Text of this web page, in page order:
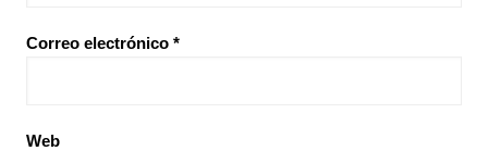
Correo electrónico *
Web